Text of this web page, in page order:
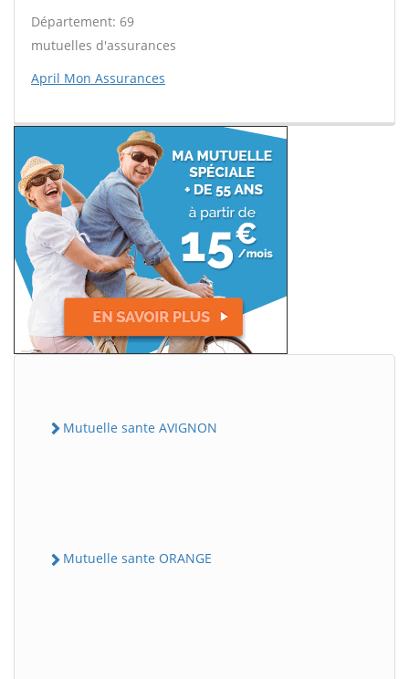
Département: 69
mutuelles d'assurances
April Mon Assurances
Mutuelle sante AVIGNON
Mutuelle sante ORANGE